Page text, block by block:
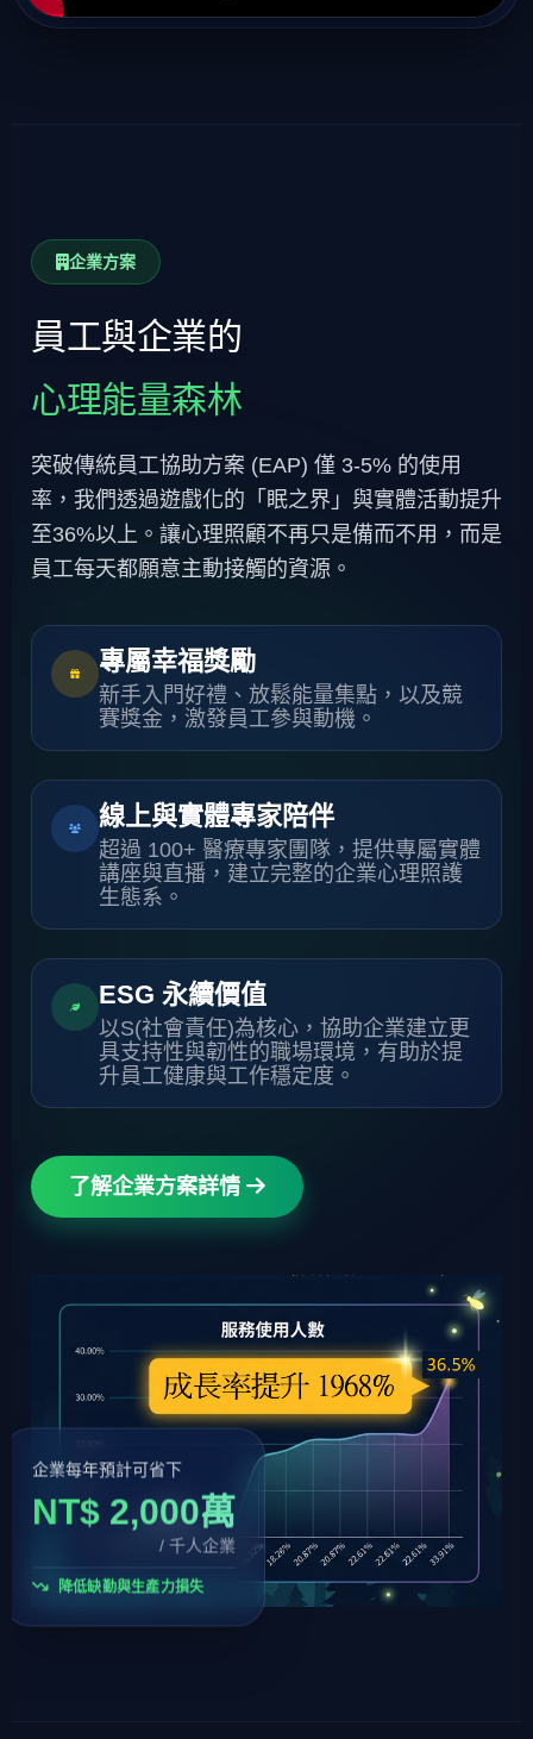
企業方案
員工與企業的
心理能量森林
突破傳統員工協助方案 (EAP) 僅 3-5% 的使用
率，我們透過遊戲化的「眠之界」與實體活動提升
至36%以上。讓心理照顧不再只是備而不用，而是
員工每天都願意主動接觸的資源。
專屬幸福獎勵
新手入門好禮、放鬆能量集點，以及競
賽獎金，激發員工參與動機。
線上與實體專家陪伴
超過 100+ 醫療專家團隊，提供專屬實體
講座與直播，建立完整的企業心理照護
生態系。
ESG 永續價值
以S(社會責任)為核心，協助企業建立更
具支持性與韌性的職場環境，有助於提
升員工健康與工作穩定度。
了解企業方案詳情
企業每年預計可省下
NT$ 2,000萬
/ 千人企業
降低缺勤與生產力損失